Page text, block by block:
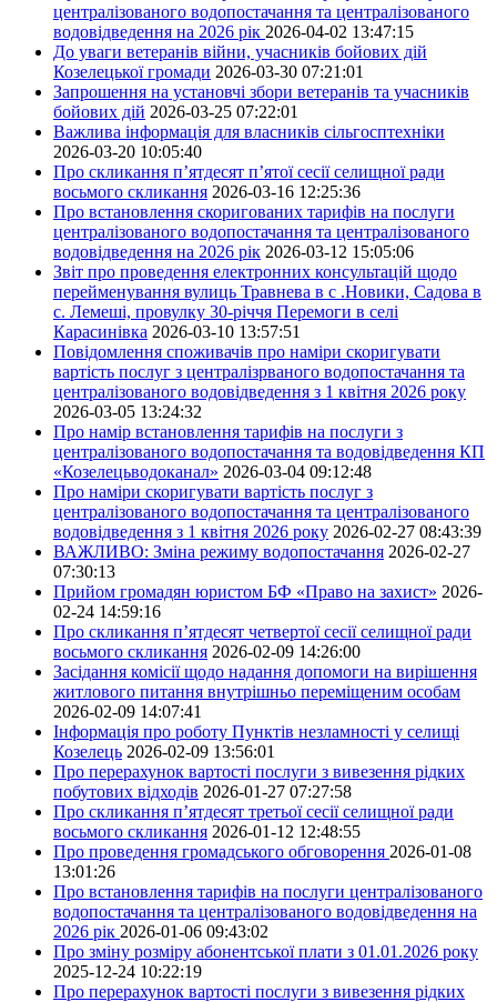
централізованого водопостачання та централізованого
водовідведення на 2026 рік 2026-04-02 13:47:15
До уваги ветеранів війни, учасників бойових дій
Козелецької громади 2026-03-30 07:21:01
Запрошення на установчі збори ветеранів та учасників
бойових дій 2026-03-25 07:22:01
Важлива інформація для власників сільгосптехніки
2026-03-20 10:05:40
Про скликання п’ятдесят п’ятої сесії селищної ради
восьмого скликання 2026-03-16 12:25:36
Про встановлення скоригованих тарифів на послуги
централізованого водопостачання та централізованого
водовідведення на 2026 рік 2026-03-12 15:05:06
Звіт про проведення електронних консультацій щодо
перейменування вулиць Травнева в с .Новики, Садова в
с. Лемеші, провулку 30-річчя Перемоги в селі
Карасинівка 2026-03-10 13:57:51
Повідомлення споживачів про наміри скоригувати
вартість послуг з централізрваного водопостачання та
централізованого водовідведення з 1 квітня 2026 року
2026-03-05 13:24:32
Про намір встановлення тарифів на послуги з
централізованого водопостачання та водовідведення КП
«Козелецьводоканал» 2026-03-04 09:12:48
Про наміри скоригувати вартість послуг з
централізованого водопостачання та централізованого
водовідведення з 1 квітня 2026 року 2026-02-27 08:43:39
ВАЖЛИВО: Зміна режиму водопостачання 2026-02-27
07:30:13
Прийом громадян юристом БФ «Право на захист» 2026-
02-24 14:59:16
Про скликання п’ятдесят четвертої сесії селищної ради
восьмого скликання 2026-02-09 14:26:00
Засідання комісії щодо надання допомоги на вирішення
житлового питання внутрішньо переміщеним особам
2026-02-09 14:07:41
Інформація про роботу Пунктів незламності у селищі
Козелець 2026-02-09 13:56:01
Про перерахунок вартості послуги з вивезення рідких
побутових відходів 2026-01-27 07:27:58
Про скликання п’ятдесят третьої сесії селищної ради
восьмого скликання 2026-01-12 12:48:55
Про проведення громадського обговорення 2026-01-08
13:01:26
Про встановлення тарифів на послуги централізованого
водопостачання та централізованого водовідведення на
2026 рік 2026-01-06 09:43:02
Про зміну розміру абонентської плати з 01.01.2026 року
2025-12-24 10:22:19
Про перерахунок вартості послуги з вивезення рідких